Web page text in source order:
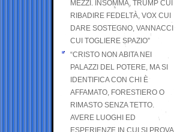
MEZZI. INSOMMA, TRUMP CUI
RIBADIRE FEDELTÀ, VOX CUI
DARE SOSTEGNO, VANNACCI
CUI TOGLIERE SPAZIO”
“CRISTO NON ABITA NEI
PALAZZI DEL POTERE, MA SI
IDENTIFICA CON CHI È
AFFAMATO, FORESTIERO O
RIMASTO SENZA TETTO.
AVERE LUOGHI ED
ESPERIENZE IN CUI SI PROVA